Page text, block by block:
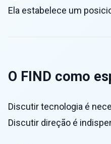
Ela estabelece um
O FIND como
Discutir tecnologia é
Discutir direção é